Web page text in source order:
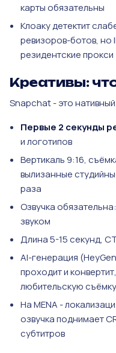
карты обязательны
Клоаку детектит
ревизоров-ботов, но
резидентские прокси
Креативы:
Snapchat - это
Первые 2 секунды
и логотипов
Вертикаль 9:16,
вылизанные
раза
Озвучка
звуком
Длина 5-15 секунд,
AI-генерация
проходит и
любительскую съёмку
На MENA -
озвучка поднимает
субтитров